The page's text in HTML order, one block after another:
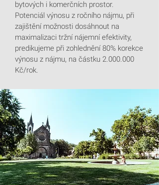
bytových i komerčních prostor.
Potenciál výnosu z ročního nájmu, při
zajištění možnosti dosáhnout na
maximalizaci tržní nájemní efektivity,
predikujeme při zohlednění 80% korekce
výnosu z nájmu, na částku 2.000.000
Kč/rok.